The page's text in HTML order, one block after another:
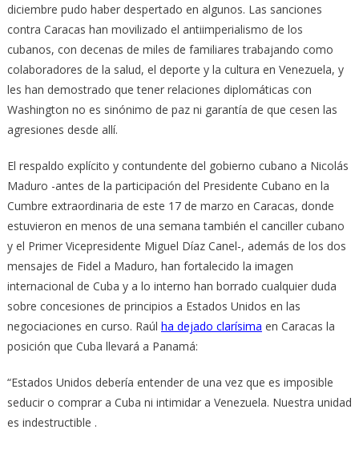
diciembre pudo haber despertado en algunos. Las sanciones
contra Caracas han movilizado el antiimperialismo de los
cubanos, con decenas de miles de familiares trabajando como
colaboradores de la salud, el deporte y la cultura en Venezuela, y
les han demostrado que tener relaciones diplomáticas con
Washington no es sinónimo de paz ni garantía de que cesen las
agresiones desde allí.
El respaldo explícito y contundente del gobierno cubano a Nicolás
Maduro -antes de la participación del Presidente Cubano en la
Cumbre extraordinaria de este 17 de marzo en Caracas, donde
estuvieron en menos de una semana también el canciller cubano
y el Primer Vicepresidente Miguel Díaz Canel-, además de los dos
mensajes de Fidel a Maduro, han fortalecido la imagen
internacional de Cuba y a lo interno han borrado cualquier duda
sobre concesiones de principios a Estados Unidos en las
negociaciones en curso. Raúl ha dejado clarísima en Caracas la
posición que Cuba llevará a Panamá:
“Estados Unidos debería entender de una vez que es imposible
seducir o comprar a Cuba ni intimidar a Venezuela. Nuestra unidad
es indestructible .